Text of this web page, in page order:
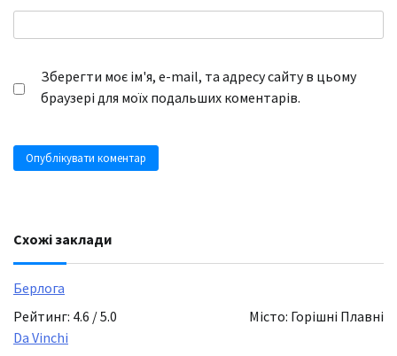
Зберегти моє ім'я, e-mail, та адресу сайту в цьому
браузері для моїх подальших коментарів.
Схожі заклади
Берлога
Рейтинг: 4.6 / 5.0
Місто: Горішні Плавні
Da Vinchi